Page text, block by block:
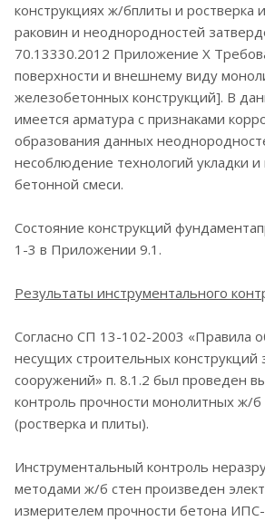
конструкциях ж/бплиты и ростверка
раковин и неоднородностей
70.13330.2012 Приложение Х
поверхности и внешнему виду
железобетонных конструкций]. В
имеется арматура с признаками
образования данных
несоблюдение технологий укладки
бетонной смеси.
Состояние конструкций
1-3 в Приложении 9.1.
Результаты инструментального
Согласно СП 13-102-2003 «Правила
несущих строительных конструкций
сооружений» п. 8.1.2 был проведен
контроль прочности монолитных ж/б
(ростверка и плиты).
Инструментальный контроль
методами ж/б стен произведен
измерителем прочности бетона